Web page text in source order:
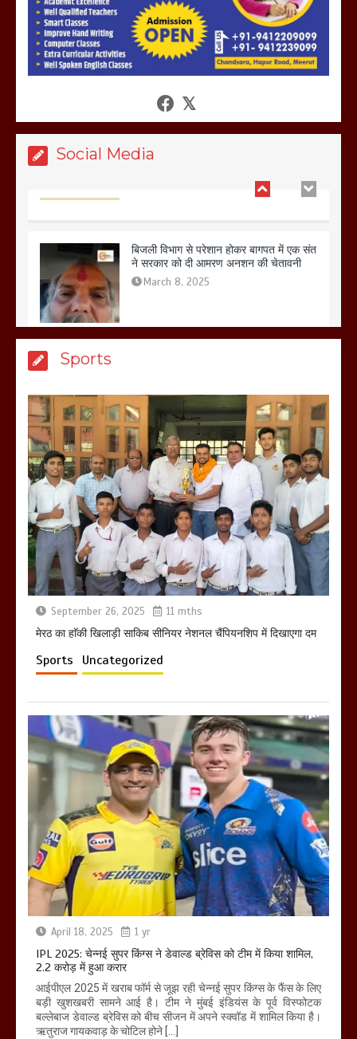
Social Media
आखिर क्यों जैनुल सालीकिन को शहर काजी नहीं
शफीकुर्रहमान रहमान ने
March 8, 2025
होलिका रखने पर लात मार कर होलिका को किया
तहस नहस,मोहल्ले वालों के साथ की गई गाली
गलोच ,कहा अगर रखी गई होली तो होगा खून
खराबा,
March 11, 2025
Sports
September 26, 2025 11 mths
मेरठ का हाॅकी खिलाड़ी साकिब सीनियर नेशनल चैंपियनशिप में दिखाएगा दम
Sports Uncategorized
April 18, 2025 1 yr
IPL 2025: चेन्नई सुपर किंग्स ने डेवाल्ड ब्रेविस को टीम में किया शामिल,
2.2 करोड़ में हुआ करार
आईपीएल 2025 में खराब फॉर्म से जूझ रही चेन्नई सुपर किंग्स के फैंस के लिए
बड़ी खुशखबरी सामने आई है। टीम ने मुंबई इंडियंस के पूर्व विस्फोटक
बल्लेबाज डेवाल्ड ब्रेविस को बीच सीजन में अपने स्क्वॉड में शामिल किया है।
ऋतुराज गायकवाड़ के चोटिल होने […]